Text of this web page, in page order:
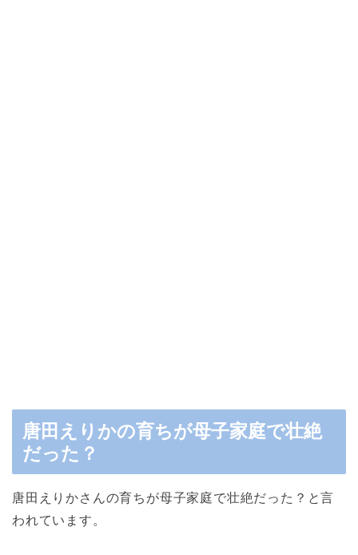
唐田えりかの育ちが母子家庭で壮絶
だった？
唐田えりかさんの育ちが母子家庭で壮絶だった？と言
われています。